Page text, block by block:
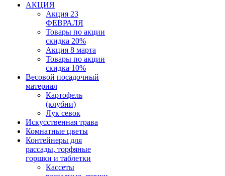
АКЦИЯ
Акция 23
ФЕВРАЛЯ
Товары по акции
скидка 20%
Акция 8 марта
Товары по акции
скидка 10%
Весовой посадочный
материал
Картофель
(клубни)
Лук севок
Искусственная трава
Комнатные цветы
Контейнеры для
рассады, торфяные
горшки и таблетки
Кассеты